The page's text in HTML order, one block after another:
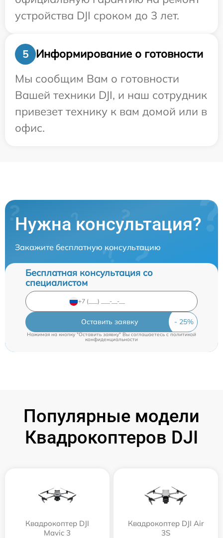
устройства DJI сроком до 3 лет.
5
Информирование о готовности
Мы сообщим Вам о готовности
Вашей техники DJI, и наш сотрудник
привезет технику к вам домой или в
офис.
Нужна консультация?
Закажите бесплатную консультацию
Бесплатная консультация со
специалистом
Оставить заявку
Нажимая на кнопку "Оставить заявку" Вы соглашаетесь cполитикой
конфиденциальности
Популярные модели
Квадрокоптеров DJI
Квадрокоптер DJI
Mavic 3
Квадрокоптер DJI Air
3S